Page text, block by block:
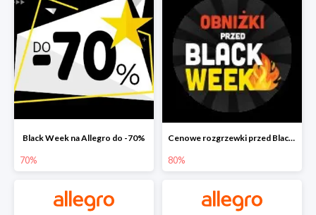
Black Week na Allegro do -70%
70%
Cenowe rozgrzewki przed Black Friday na Allegro do -80%
80%